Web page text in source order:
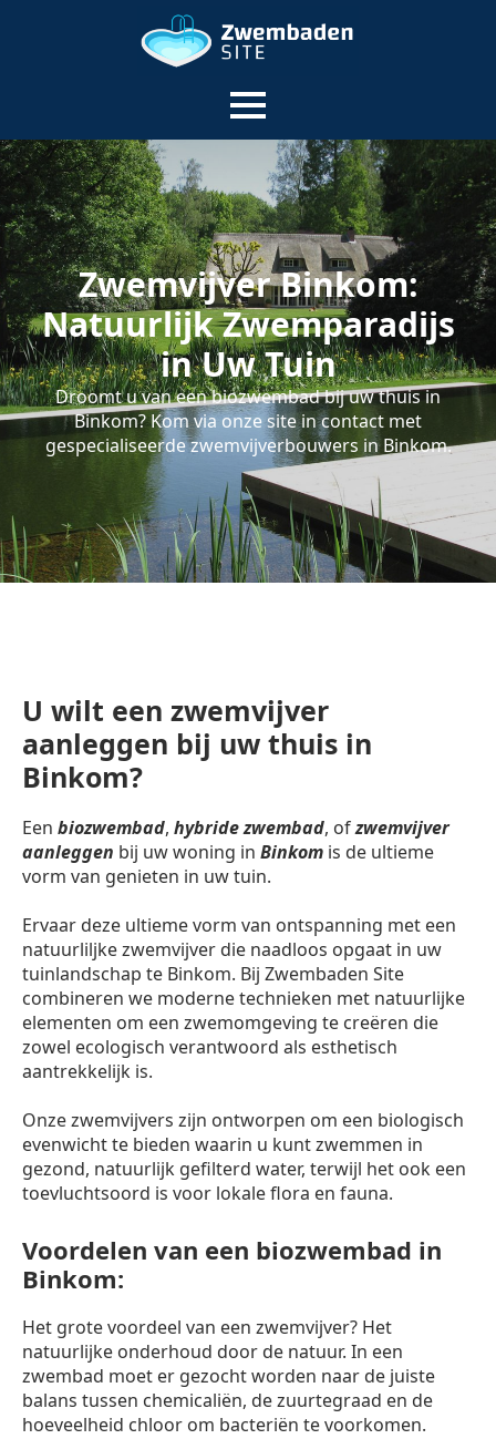
Zwemvijver Binkom:
Natuurlijk Zwemparadijs
in Uw Tuin
Droomt u van een biozwembad bij uw thuis in
Binkom? Kom via onze site in contact met
gespecialiseerde zwemvijverbouwers in Binkom.
U wilt een zwemvijver
aanleggen bij uw thuis in
Binkom?
Een biozwembad, hybride zwembad, ofzwemvijver
aanleggen bij uw woning in Binkom is de ultieme
vorm van genieten in uw tuin.
Ervaar deze ultieme vorm van ontspanning met een
natuurliljke zwemvijver die naadloos opgaat in uw
tuinlandschap te Binkom. Bij Zwembaden Site
combineren we moderne technieken met natuurlijke
elementen om een zwemomgeving te creëren die
zowel ecologisch verantwoord als esthetisch
aantrekkelijk is.
Onze zwemvijvers zijn ontworpen om een biologisch
evenwicht te bieden waarin u kunt zwemmen in
gezond, natuurlijk gefilterd water, terwijl het ook een
toevluchtsoord is voor lokale flora en fauna.
Voordelen van een biozwembad in
Binkom:
Het grote voordeel van een zwemvijver? Het
natuurlijke onderhoud door de natuur. In een
zwembad moet er gezocht worden naar de juiste
balans tussen chemicaliën, de zuurtegraad en de
hoeveelheid chloor om bacteriën te voorkomen.